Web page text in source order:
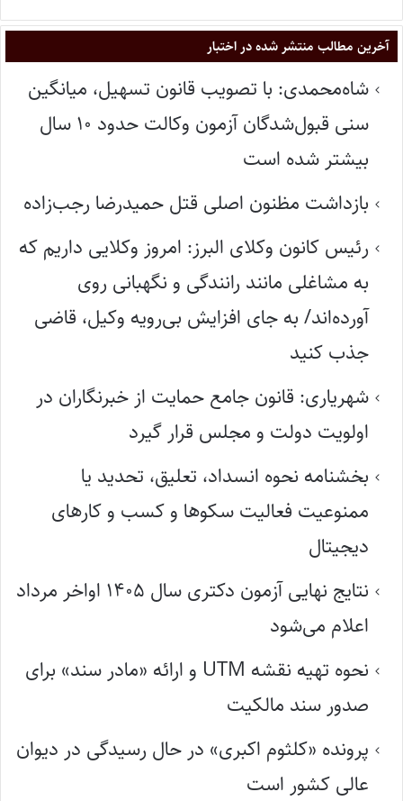
آخرین مطالب منتشر شده در اختبار
شاه‌محمدی: با تصویب قانون تسهیل، میانگین
سنی قبول‌شدگان آزمون وکالت حدود ۱۰ سال
بیشتر شده است
بازداشت مظنون اصلی قتل حمیدرضا رجب‌زاده
رئیس کانون وکلای البرز: امروز وکلایی داریم که
به مشاغلی مانند رانندگی و نگهبانی روی
آورده‌اند/ به جای افزایش بی‌رویه وکیل، قاضی
جذب کنید
شهریاری: قانون جامع حمایت از خبرنگاران در
اولویت دولت و مجلس قرار گیرد
بخشنامه نحوه انسداد، تعلیق، تحدید یا
ممنوعیت فعالیت سکوها و کسب و کارهای
دیجیتال
نتایج نهایی آزمون دکتری سال ۱۴۰۵ اواخر مرداد
اعلام می‌شود
نحوه تهیه نقشه UTM و ارائه «مادر سند» برای
صدور سند مالکیت
پرونده «کلثوم اکبری» در حال رسیدگی در دیوان
عالی کشور است